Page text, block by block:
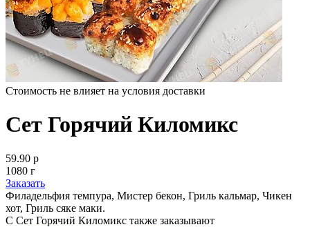
Стоимость не влияет на условия доставки
Сет Горячий Киломикс
59.90 р
1080 г
Заказать
Филадельфия темпура, Мистер бекон, Гриль кальмар, Чикен
хот, Гриль сяке маки.
С Сет Горячий Киломикс также заказывают